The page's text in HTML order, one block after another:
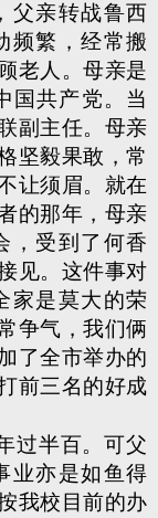
父亲转战鲁西
频繁，经常搬
老人。母亲是
国共产党。当
副主任。母亲
坚毅果敢，常
让须眉。就在
的那年，母亲
，受到了何香
见。这件事对
家是莫大的荣
争气，我们俩
了全市举办的
前三名的好成
过半百。可父
业亦是如鱼得
我校目前的办